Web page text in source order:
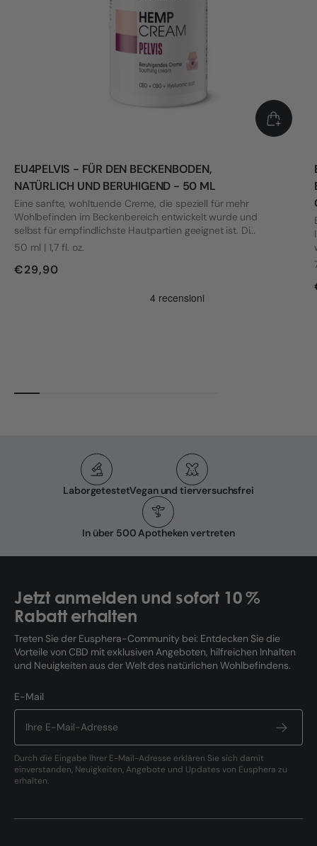
EU4PELVIS - FÜR DEN BECKENBODEN,
NATÜRLICH UND BERUHIGEND - 50 ML
Eine sanfte, wohltuende Creme, die speziell für mehr
Wohlbefinden im Beckenbereich entwickelt wurde und
selbst für empfindlichste Hautpartien geeignet ist. Die
Formel wurde mit Blick auf die Bedürfnisse von Frauen
entwickelt.
50 ml | 1,7 fl. oz.
€29,90
LaborgetestetVegan und tierversuchsfrei
In über 500 Apotheken vertreten
Jetzt anmelden und sofort 10 %
Rabatt erhalten
Treten Sie der Eusphera-Community bei: Entdecken Sie die
Vorteile von CBD mit exklusiven Angeboten, hilfreichen Inhalten
und Neuigkeiten aus der Welt des natürlichen Wohlbefindens.
E-Mail
Durch die Eingabe Ihrer E-Mail-Adresse erklären Sie sich damit
einverstanden, Neuigkeiten, Angebote und Updates von Eusphera zu
erhalten.